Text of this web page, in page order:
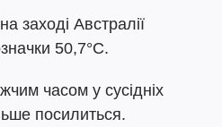
заході Австралії
50,7°C.
часом у сусідніх
посилиться.